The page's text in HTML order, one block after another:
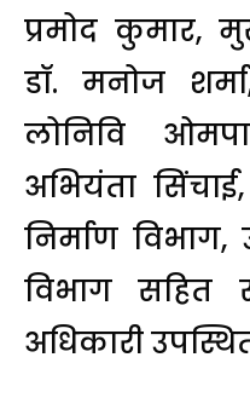
प्रमोद कुमार,
डॉ. मनोज
लोनिवि
अभियंता
निर्माण विभाग,
विभाग सहित
अधिकारी